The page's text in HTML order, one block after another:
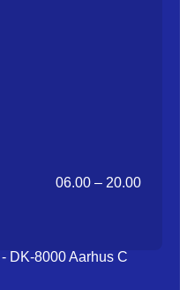
06.00 – 20.00
DK-8000 Aarhus C